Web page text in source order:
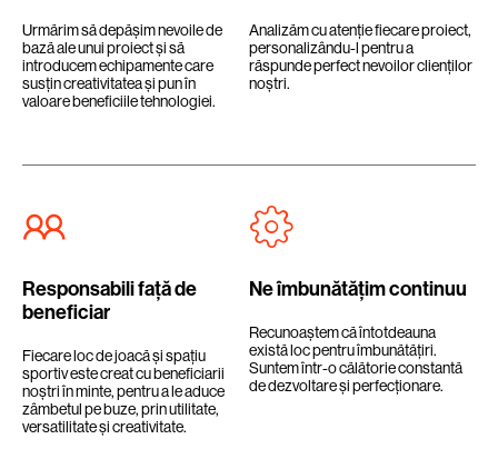
Urmărim să depășim nevoile de
bază ale unui proiect și să
introducem echipamente care
susțin creativitatea și pun în
valoare beneficiile tehnologiei.
Analizăm cu atenție fiecare proiect,
personalizându-l pentru a
răspunde perfect nevoilor clienților
noștri.
Responsabili față de
beneficiar
Fiecare loc de joacă și spațiu
sportiv este creat cu beneficiarii
noștri în minte, pentru a le aduce
zâmbetul pe buze, prin utilitate,
versatilitate și creativitate.
Ne îmbunătățim continuu
Recunoaștem că întotdeauna
există loc pentru îmbunătățiri.
Suntem într-o călătorie constantă
de dezvoltare și perfecționare.